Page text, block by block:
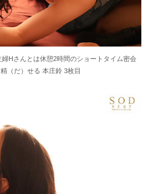
Hさんとは休憩2時間のショートタイム密会
（だ）せる 本庄鈴 3枚目